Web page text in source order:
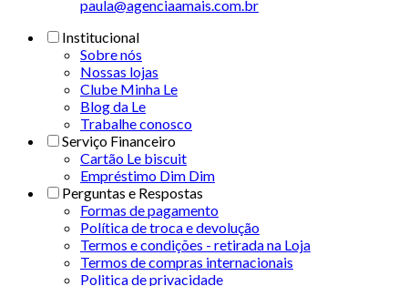
paula@agenciaamais.com.br
Institucional
Sobre nós
Nossas lojas
Clube Minha Le
Blog da Le
Trabalhe conosco
Serviço Financeiro
Cartão Le biscuit
Empréstimo Dim Dim
Perguntas e Respostas
Formas de pagamento
Política de troca e devolução
Termos e condições - retirada na Loja
Termos de compras internacionais
Politica de privacidade